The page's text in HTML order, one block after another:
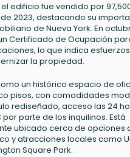
edificio fue vendido por
2023, destacando su
de Nueva York. En
Certificado de Ocupación
lo que indica
la propiedad.
un histórico espacio de
pisos, con comodidades
rediseñado, acceso las 24
por parte de los inquilinos. Está
ubicado cerca de opciones
y atracciones locales como
Square Park.